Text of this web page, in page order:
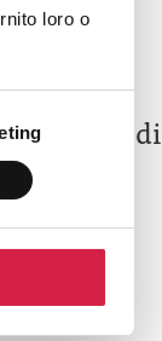
loro o
Olona –
di